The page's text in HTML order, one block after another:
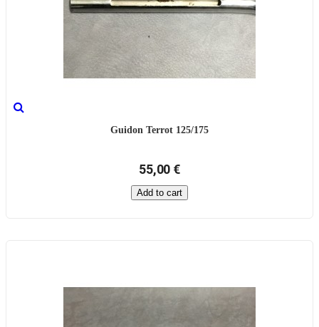
Guidon Terrot 125/175
55,00 €
Add to cart